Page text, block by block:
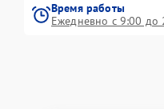
Время работы
Ежедневно с 9:00 до